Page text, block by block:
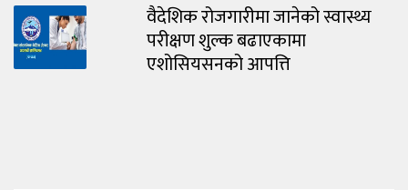
वैदेशिक रोजगारीमा जानेको स्वास्थ्य
परीक्षण शुल्क बढाएकामा
एशोसियसनको आपत्ति